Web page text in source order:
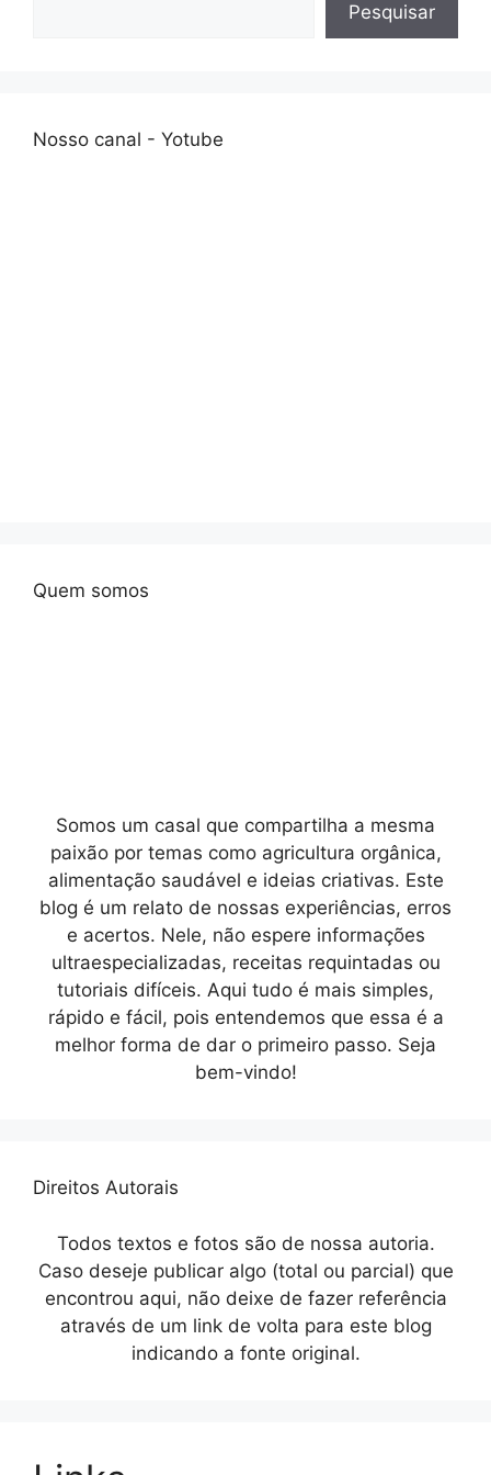
Pesquisar
Nosso canal - Yotube
Quem somos
Somos um casal que compartilha a mesma
paixão por temas como agricultura orgânica,
alimentação saudável e ideias criativas. Este
blog é um relato de nossas experiências, erros
e acertos. Nele, não espere informações
ultraespecializadas, receitas requintadas ou
tutoriais difíceis. Aqui tudo é mais simples,
rápido e fácil, pois entendemos que essa é a
melhor forma de dar o primeiro passo. Seja
bem-vindo!
Direitos Autorais
Todos textos e fotos são de nossa autoria.
Caso deseje publicar algo (total ou parcial) que
encontrou aqui, não deixe de fazer referência
através de um link de volta para este blog
indicando a fonte original.